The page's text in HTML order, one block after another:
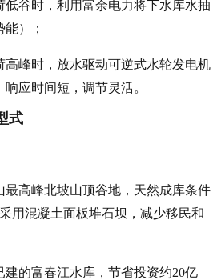
低谷时，利用富余电力将下水库水抽
）；
高峰时，放水驱动可逆式水轮发电机
应时间短，调节灵活。
式
最高峰北坡山顶谷地，天然成库条件
用混凝土面板堆石坝，减少移民和
建的富春江水库，节省投资约20亿